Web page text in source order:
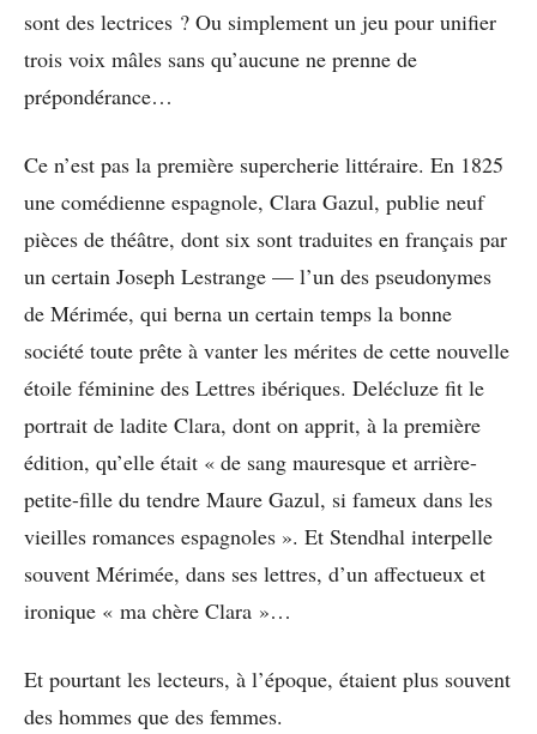
sont des lectrices ? Ou simplement un jeu pour unifier
trois voix mâles sans qu’aucune ne prenne de
prépondérance…
Ce n’est pas la première supercherie littéraire. En 1825
une comédienne espagnole, Clara Gazul, publie neuf
pièces de théâtre, dont six sont traduites en français par
un certain Joseph Lestrange — l’un des pseudonymes
de Mérimée, qui berna un certain temps la bonne
société toute prête à vanter les mérites de cette nouvelle
étoile féminine des Lettres ibériques. Delécluze fit le
portrait de ladite Clara, dont on apprit, à la première
édition, qu’elle était « de sang mauresque et arrière-
petite-fille du tendre Maure Gazul, si fameux dans les
vieilles romances espagnoles ». Et Stendhal interpelle
souvent Mérimée, dans ses lettres, d’un affectueux et
ironique « ma chère Clara »…
Et pourtant les lecteurs, à l’époque, étaient plus souvent
des hommes que des femmes.